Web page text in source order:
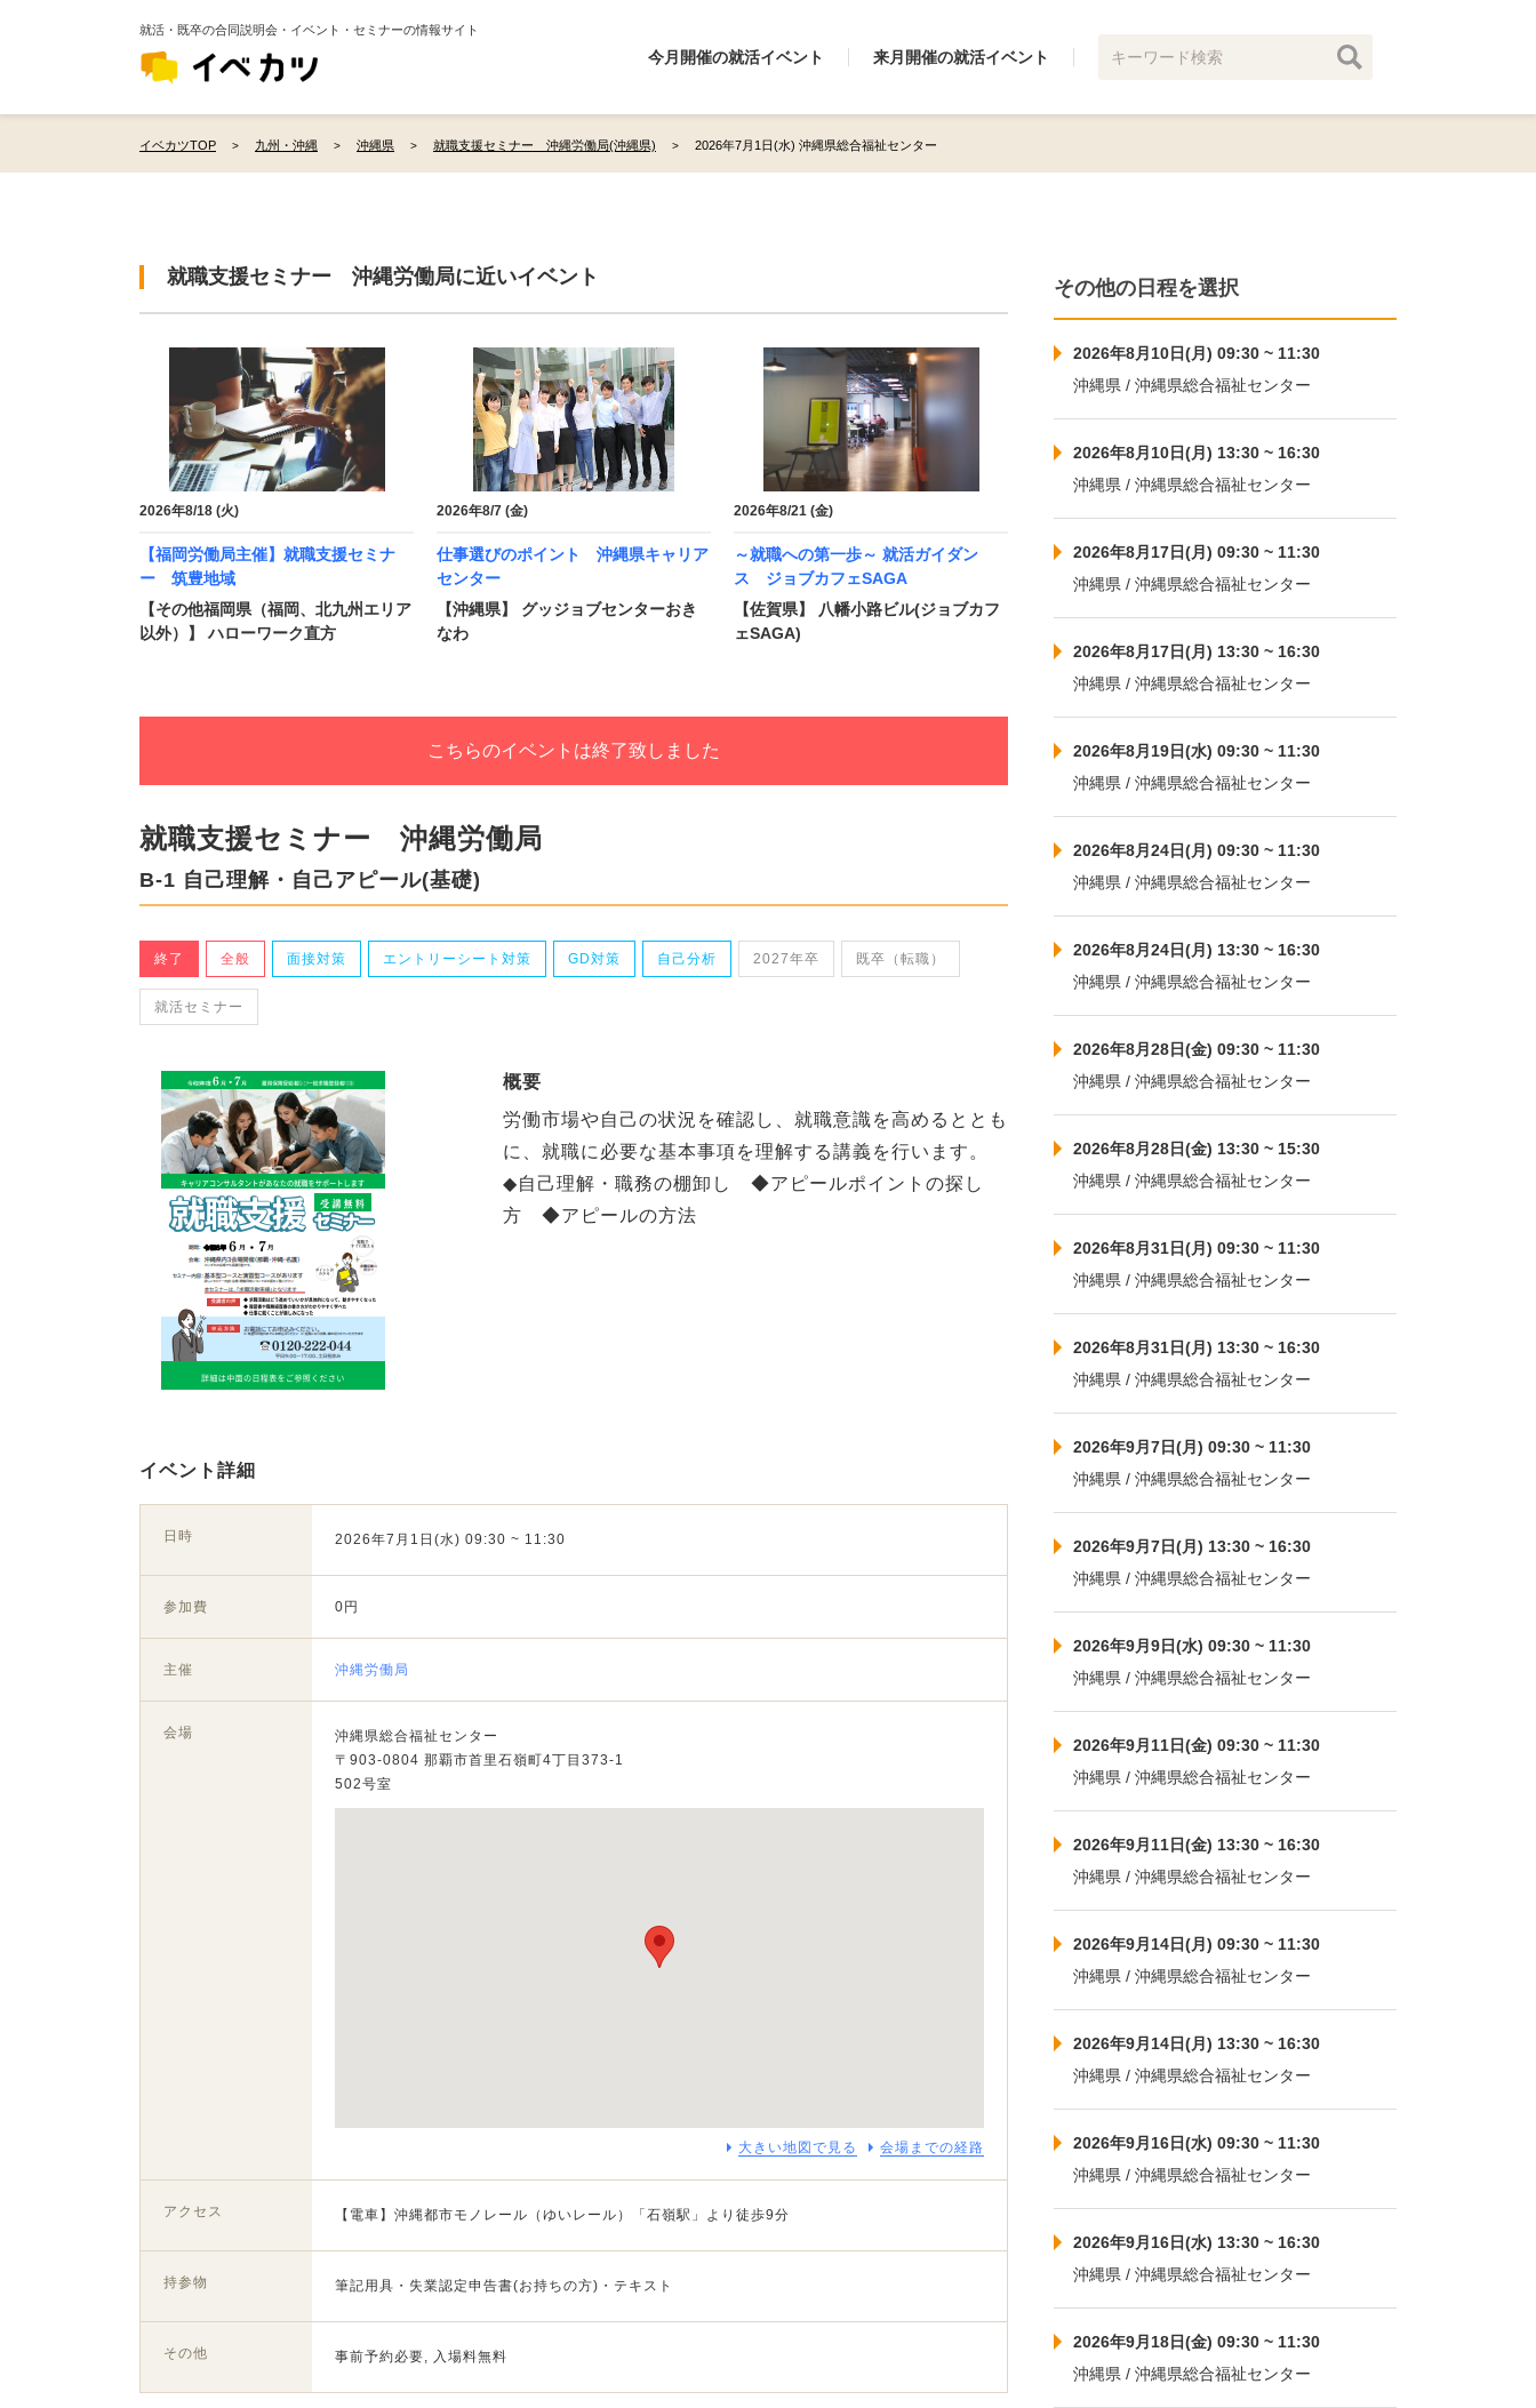
就活・既卒の合同説明会・イベント・セミナーの情報サイト
今月開催の就活イベント 来月開催の就活イベント
イベカツTOP 九州・沖縄 沖縄県 就職支援セミナー 沖縄労働局(沖縄県) 2026年7月1日(水) 沖縄県総合福祉センター
就職支援セミナー 沖縄労働局に近いイベント
2026年8/18 (火)
【福岡労働局主催】就職支援セミナ
ー 筑豊地域
【その他福岡県（福岡、北九州エリア
以外）】 ハローワーク直方
2026年8/7 (金)
仕事選びのポイント 沖縄県キャリア
センター
【沖縄県】 グッジョブセンターおき
なわ
2026年8/21 (金)
～就職への第一歩～ 就活ガイダン
ス ジョブカフェSAGA
【佐賀県】 八幡小路ビル(ジョブカフ
ェSAGA)
こちらのイベントは終了致しました
就職支援セミナー 沖縄労働局
B-1 自己理解・自己アピール(基礎)
終了 全般 面接対策 エントリーシート対策 GD対策 自己分析 2027年卒 既卒（転職）
就活セミナー
概要
労働市場や自己の状況を確認し、就職意識を高めるととも
に、就職に必要な基本事項を理解する講義を行います。
◆自己理解・職務の棚卸し ◆アピールポイントの探し
方 ◆アピールの方法
イベント詳細
日時 2026年7月1日(水) 09:30 ~ 11:30
参加費 0円
主催 沖縄労働局
会場
沖縄県総合福祉センター
〒903-0804 那覇市首里石嶺町4丁目373-1
502号室
大きい地図で見る 会場までの経路
アクセス 【電車】沖縄都市モノレール（ゆいレール）「石嶺駅」より徒歩9分
持参物 筆記用具・失業認定申告書(お持ちの方)・テキスト
その他 事前予約必要, 入場料無料
その他の日程を選択
2026年8月10日(月) 09:30 ~ 11:30
沖縄県 / 沖縄県総合福祉センター
2026年8月10日(月) 13:30 ~ 16:30
沖縄県 / 沖縄県総合福祉センター
2026年8月17日(月) 09:30 ~ 11:30
沖縄県 / 沖縄県総合福祉センター
2026年8月17日(月) 13:30 ~ 16:30
沖縄県 / 沖縄県総合福祉センター
2026年8月19日(水) 09:30 ~ 11:30
沖縄県 / 沖縄県総合福祉センター
2026年8月24日(月) 09:30 ~ 11:30
沖縄県 / 沖縄県総合福祉センター
2026年8月24日(月) 13:30 ~ 16:30
沖縄県 / 沖縄県総合福祉センター
2026年8月28日(金) 09:30 ~ 11:30
沖縄県 / 沖縄県総合福祉センター
2026年8月28日(金) 13:30 ~ 15:30
沖縄県 / 沖縄県総合福祉センター
2026年8月31日(月) 09:30 ~ 11:30
沖縄県 / 沖縄県総合福祉センター
2026年8月31日(月) 13:30 ~ 16:30
沖縄県 / 沖縄県総合福祉センター
2026年9月7日(月) 09:30 ~ 11:30
沖縄県 / 沖縄県総合福祉センター
2026年9月7日(月) 13:30 ~ 16:30
沖縄県 / 沖縄県総合福祉センター
2026年9月9日(水) 09:30 ~ 11:30
沖縄県 / 沖縄県総合福祉センター
2026年9月11日(金) 09:30 ~ 11:30
沖縄県 / 沖縄県総合福祉センター
2026年9月11日(金) 13:30 ~ 16:30
沖縄県 / 沖縄県総合福祉センター
2026年9月14日(月) 09:30 ~ 11:30
沖縄県 / 沖縄県総合福祉センター
2026年9月14日(月) 13:30 ~ 16:30
沖縄県 / 沖縄県総合福祉センター
2026年9月16日(水) 09:30 ~ 11:30
沖縄県 / 沖縄県総合福祉センター
2026年9月16日(水) 13:30 ~ 16:30
沖縄県 / 沖縄県総合福祉センター
2026年9月18日(金) 09:30 ~ 11:30
沖縄県 / 沖縄県総合福祉センター